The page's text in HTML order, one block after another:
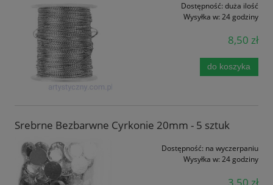
Dostępność: duża ilość
Wysyłka w: 24 godziny
8,50 zł
do koszyka
Srebrne Bezbarwne Cyrkonie 20mm - 5 sztuk
Dostępność: na wyczerpaniu
Wysyłka w: 24 godziny